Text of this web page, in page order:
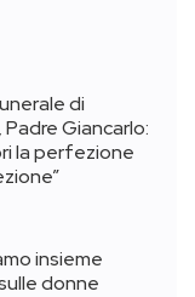
di
Giancarlo:
la perfezione
insieme
donne